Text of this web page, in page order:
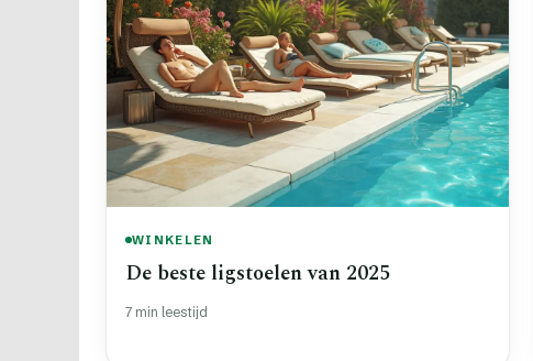
WINKELEN
De beste ligstoelen van 2025
7 min leestijd